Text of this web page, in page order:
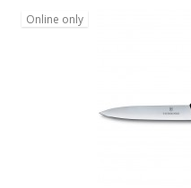
Online only